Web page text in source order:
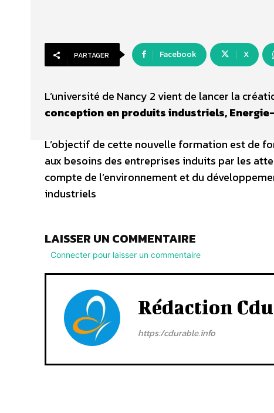
PARTAGER Facebook X
L’université de Nancy 2 vient de lancer la
conception en produits industriels,
L’objectif de cette nouvelle formation est de
aux besoins des entreprises induits par les
compte de l’environnement et du
industriels
LAISSER UN COMMENTAIRE
Connecter pour laisser un commentaire
Rédaction
https:/cdurable.info